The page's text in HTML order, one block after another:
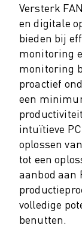
ROBOSHOT FILTER
ROBOSHOT
ROBOSHOT
ROBOSHOT
ROBOSHOT
ROBOSHOT ROBOT
ROBOSHOT
ROBOSHOT TOTAL
ROBOCUT
ROBOCUT
ROBOCUT
ROBOCUT
ROBOCUT
Versterk
en digitale
bieden bij
monitoring
monitoring
proactief
een
intuïtieve
oplossen
tot een
aanbod aan
volledige
benutten.